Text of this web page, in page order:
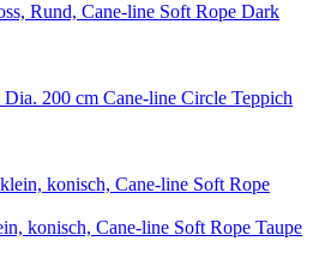
Rund, Cane-line Soft Rope Dark
Cane-line Circle Teppich
konisch, Cane-line Soft Rope Taupe